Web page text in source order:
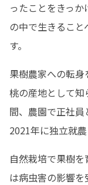
ったことをきっ
の中で生きるこ
す。
果樹農家への転身
桃の産地として
間、農園で正社員
2021年に独立就農
自然栽培で果樹
は病虫害の影響